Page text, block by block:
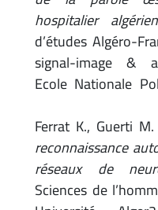
hospitalier
d’études Algéro-
signal-image &
Ecole Nationale
Ferrat K., Guerti
reconnaissance
réseaux de
Sciences de